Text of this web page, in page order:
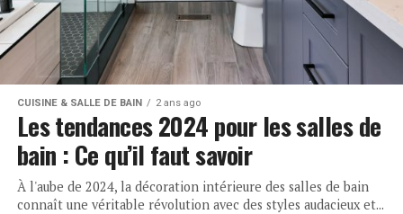
CUISINE & SALLE DE BAIN 2 ans ago
Les tendances 2024 pour les salles de
bain : Ce qu’il faut savoir
À l'aube de 2024, la décoration intérieure des salles de bain
connaît une véritable révolution avec des styles audacieux et...